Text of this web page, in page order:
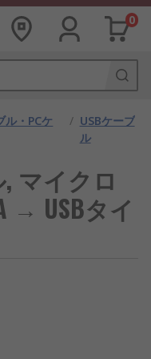
0
ル・PCケ
/ USBケーブ
ル
, マイクロ
→ USBタイ